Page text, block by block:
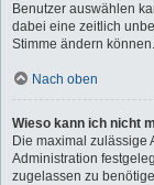
Benutzer auswählen
dabei eine zeitlich
Stimme ändern können.
Nach oben
Wieso kann ich nicht
Die maximal zulässige
Administration
zugelassen zu